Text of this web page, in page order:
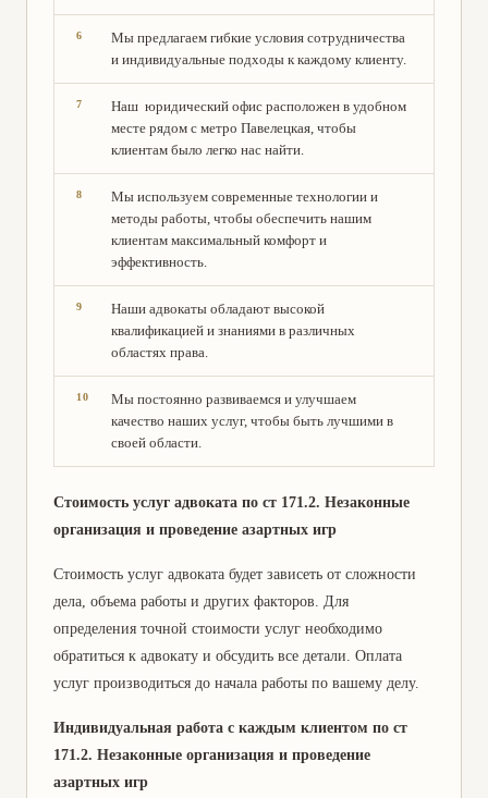
Мы предлагаем гибкие условия сотрудничества
и индивидуальные подходы к каждому клиенту.
Наш юридический офис расположен в удобном
месте рядом с метро Павелецкая, чтобы
клиентам было легко нас найти.
Мы используем современные технологии и
методы работы, чтобы обеспечить нашим
клиентам максимальный комфорт и
эффективность.
Наши адвокаты обладают высокой
квалификацией и знаниями в различных
областях права.
Мы постоянно развиваемся и улучшаем
качество наших услуг, чтобы быть лучшими в
своей области.
Стоимость услуг адвоката по ст 171.2. Незаконные
организация и проведение азартных игр
Стоимость услуг адвоката будет зависеть от сложности
дела, объема работы и других факторов. Для
определения точной стоимости услуг необходимо
обратиться к адвокату и обсудить все детали. Оплата
услуг производиться до начала работы по вашему делу.
Индивидуальная работа с каждым клиентом по ст
171.2. Незаконные организация и проведение
азартных игр